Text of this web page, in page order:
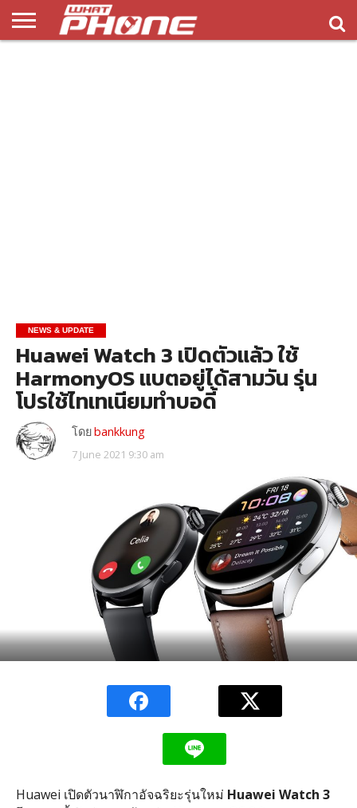
NEWS & UPDATE
Huawei Watch 3 เปิดตัวแล้ว ใช้
HarmonyOS แบตอยู่ได้สามวัน รุ่น
โปรใช้ไทเทเนียมทำบอดี้
โดยbankkung
7 June 2021 9:30 am
Huawei เปิดตัวนาฬิกาอัจฉริยะรุ่นใหม่ Huawei Watch 3